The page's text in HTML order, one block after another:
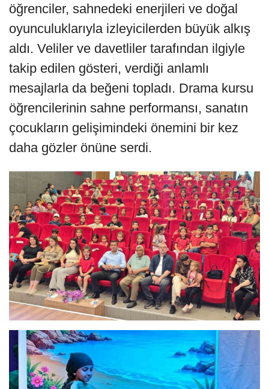
öğrenciler, sahnedeki enerjileri ve doğal
oyunculuklarıyla izleyicilerden büyük alkış
aldı. Veliler ve davetliler tarafından ilgiyle
takip edilen gösteri, verdiği anlamlı
mesajlarla da beğeni topladı. Drama kursu
öğrencilerinin sahne performansı, sanatın
çocukların gelişimindeki önemini bir kez
daha gözler önüne serdi.